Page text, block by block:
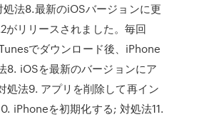
法8.最新のiOSバージョンに更
がリリースされました。毎回
でダウンロード後、iPhone
8. iOSを最新のバージョンにア
処法9. アプリを削除して再イン
iPhoneを初期化する; 対処法11.